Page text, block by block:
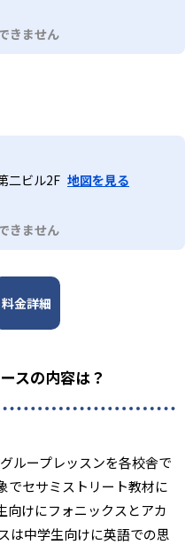
気子ども向け番組を視聴
携させ、継続的なインプ
ンの維持を支援する。
を目指して土台をつく
会のトピックを英語で学
・コミュニケーションを
ており、科学・社会・文学
上げて英語でディスカッ
う。英語での発信力と表
の詳細が掲載されていな
については各教室への問
きません
二ビル2F 地図を見る
きません
料金詳細
スの内容は？
ループレッスンを各校舎で
でセサミストリート教材に
向けにフォニックスとアカ
は中学生向けに英語での思